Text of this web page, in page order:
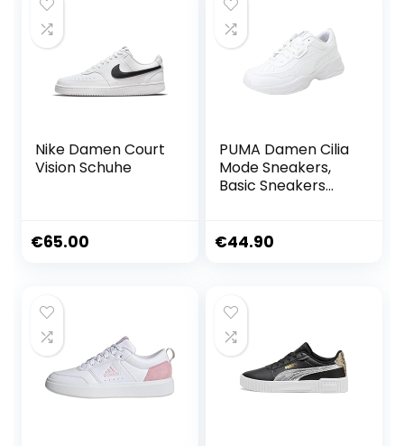
Nike Damen Court
Vision Schuhe
€65.00
PUMA Damen Cilia
Mode Sneakers,
Basic Sneakers
€44.90